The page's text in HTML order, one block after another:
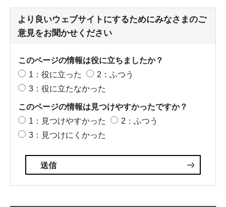
より良いウェブサイトにするためにみなさまのご
意見をお聞かせください
このページの情報は役に立ちましたか？
1：役に立った
2：ふつう
3：役に立たなかった
このページの情報は見つけやすかったですか？
1：見つけやすかった
2：ふつう
3：見つけにくかった